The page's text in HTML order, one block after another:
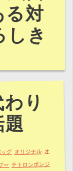
る対
しき
応でえらぶふろし
り
題
グ オリジナル オ
ー テトロンポンジ